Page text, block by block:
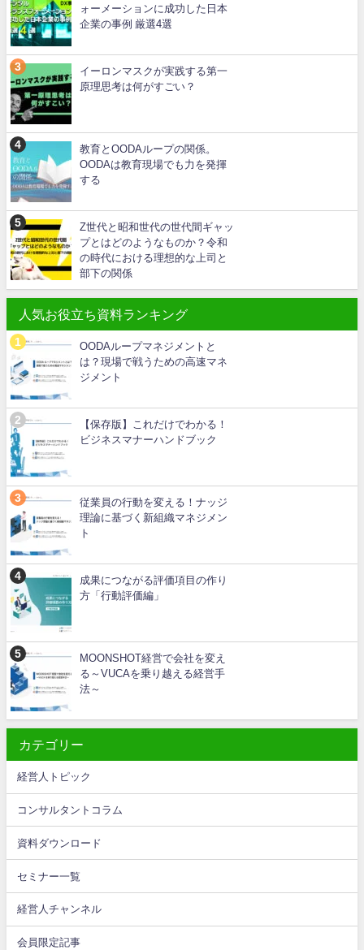
ォーメーションに成功した日本
企業の事例 厳選4選
イーロンマスクが実践する第一
原理思考は何がすごい？
教育とOODAループの関係。
OODAは教育現場でも力を発揮
する
Z世代と昭和世代の世代間ギャッ
プとはどのようなものか？令和
の時代における理想的な上司と
部下の関係
人気お役立ち資料ランキング
OODAループマネジメントと
は？現場で戦うための高速マネ
ジメント
【保存版】これだけでわかる！
ビジネスマナーハンドブック
従業員の行動を変える！ナッジ
理論に基づく新組織マネジメン
ト
成果につながる評価項目の作り
方「行動評価編」
MOONSHOT経営で会社を変え
る～VUCAを乗り越える経営手
法～
カテゴリー
経営人トピック
コンサルタントコラム
資料ダウンロード
セミナー一覧
経営人チャンネル
会員限定記事